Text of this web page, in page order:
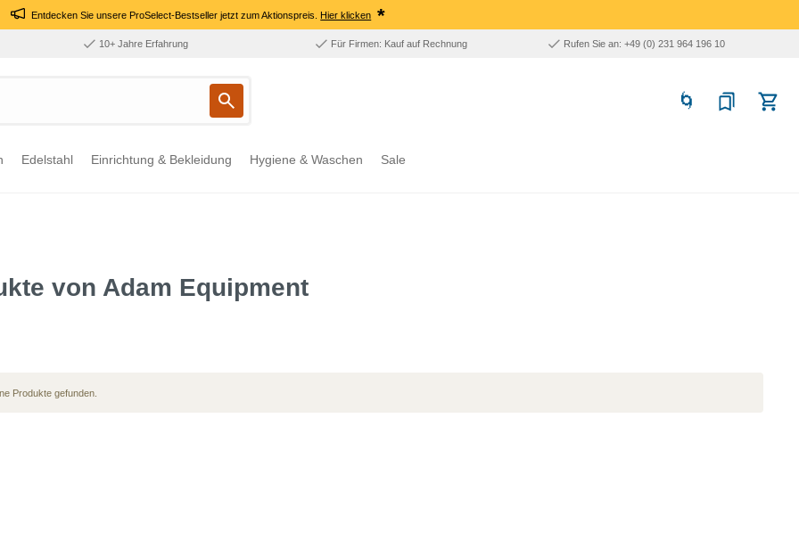
Entdecken Sie unsere ProSelect-Bestseller jetzt zum Aktionspreis.Hier klicken *
10+ Jahre Erfahrung Für Firmen: Kauf auf Rechnung Rufen Sie an: +49 (0) 231 964 196 10
Edelstahl Einrichtung & Bekleidung Hygiene & Waschen Sale
von Adam Equipment
Produkte gefunden.